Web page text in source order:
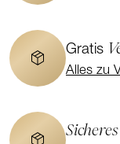
Gratis
Alles zu